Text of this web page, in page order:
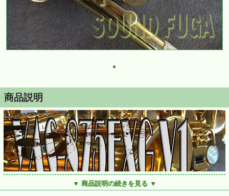
商品説明
▼ 商品説明の続きを見る ▼